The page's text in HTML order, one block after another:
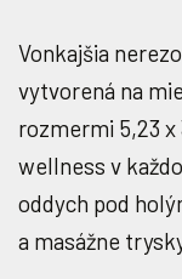
Vonkajšia
vytvorená na
rozmermi 5,23
wellness v
oddych pod
a masážne